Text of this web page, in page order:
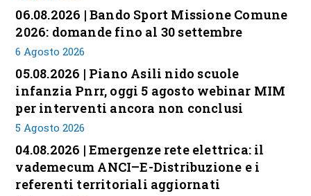
06.08.2026 | Bando Sport Missione Comune
2026: domande fino al 30 settembre
6 Agosto 2026
05.08.2026 | Piano Asili nido scuole
infanzia Pnrr, oggi 5 agosto webinar MIM
per interventi ancora non conclusi
5 Agosto 2026
04.08.2026 | Emergenze rete elettrica: il
vademecum ANCI–E-Distribuzione e i
referenti territoriali aggiornati